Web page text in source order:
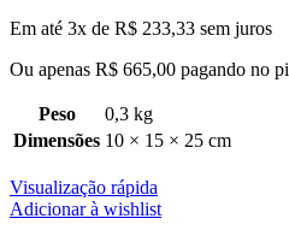
Em até 3x de R$ 233,33 sem juros
Ou apenas R$ 665,00 pagando no
Peso
0,3 kg
Dimensões 10 × 15 × 25 cm
Visualização rápida
Adicionar à wishlist